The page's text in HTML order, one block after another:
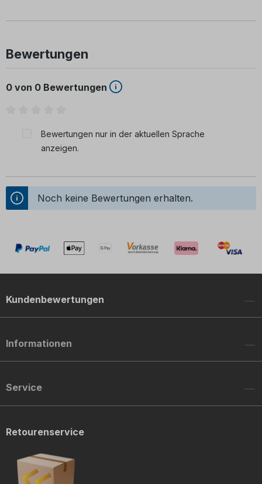
Bewertungen
0 von 0 Bewertungen
Bewertungen nur in der aktuellen Sprache
anzeigen.
Noch keine Bewertungen erhalten.
Kundenbewertungen
Informationen
Service
Retourenservice